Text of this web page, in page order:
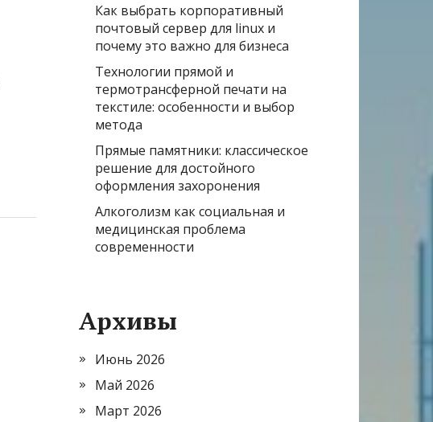
Как выбрать корпоративный
почтовый сервер для linux и
почему это важно для бизнеса
Технологии прямой и
термотрансферной печати на
текстиле: особенности и выбор
метода
Прямые памятники: классическое
решение для достойного
оформления захоронения
Алкоголизм как социальная и
медицинская проблема
современности
Архивы
Июнь 2026
Май 2026
Март 2026